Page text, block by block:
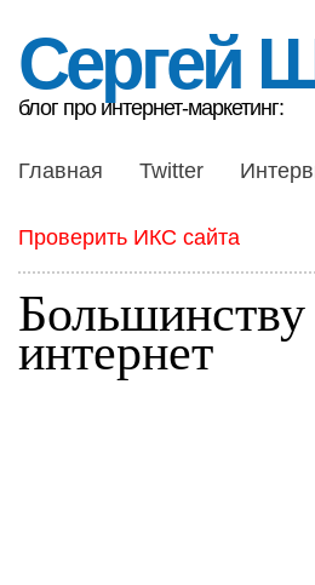
Сергей
блог про интернет-маркетинг:
Главная Twitter
Проверить ИКС сайта
интернет